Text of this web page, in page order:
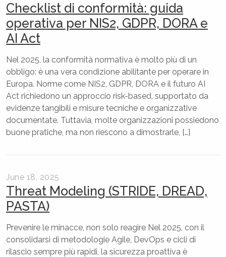
Checklist di conformità: guida
operativa per NIS2, GDPR, DORA e
AI Act
Nel 2025, la conformità normativa è molto più di un
obbligo: è una vera condizione abilitante per operare in
Europa. Norme come NIS2, GDPR, DORA e il futuro AI
Act richiedono un approccio risk-based, supportato da
evidenze tangibili e misure tecniche e organizzative
documentate. Tuttavia, molte organizzazioni possiedono
buone pratiche, ma non riescono a dimostrarle, […]
June 18, 2025
Threat Modeling (STRIDE, DREAD,
PASTA)
Prevenire le minacce, non solo reagire Nel 2025, con il
consolidarsi di metodologie Agile, DevOps e cicli di
rilascio sempre più rapidi, la sicurezza proattiva è